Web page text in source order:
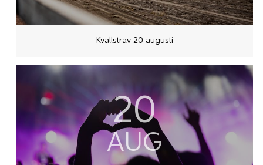
Kvällstrav 20 augusti
20
AUG